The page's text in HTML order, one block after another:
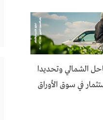
الشمالي وتحديدا
في سوق الأوراق